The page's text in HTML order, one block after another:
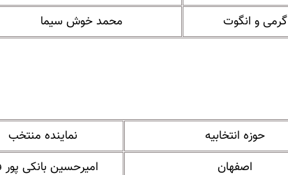
گرمی و انگوت محمد خوش سیما
حوزه انتخابیه نماینده منتخب
اصفهان امیرحسین بانکی پور